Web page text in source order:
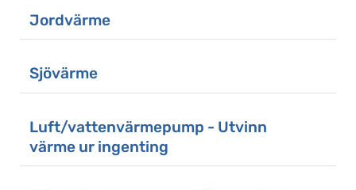
Jordvärme
Sjövärme
Luft/vattenvärmepump - Utvinn
värme ur ingenting